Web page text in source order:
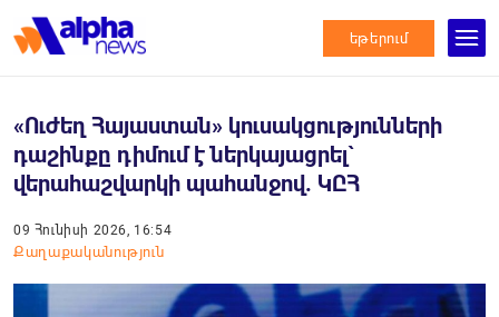
եթերում
«Ուժեղ Հայաստան» կուսակցությունների
դաշինքը դիմում է ներկայացրել`
վերահաշվարկի պահանջով. ԿԸՀ
09 Հունիսի 2026, 16:54
Քաղաքականություն